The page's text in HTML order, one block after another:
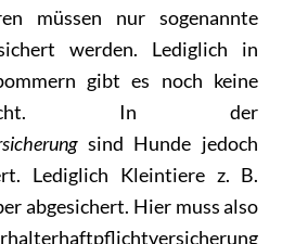
müssen nur sogenannte
werden. Lediglich in
gibt es noch keine
In der
sind Hunde jedoch
Lediglich Kleintiere z. B.
abgesichert. Hier muss also